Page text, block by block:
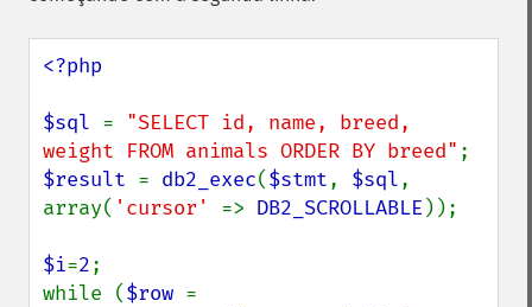
<?php
$sql = "SELECT id, name, breed,
weight FROM animals ORDER BY breed"
$result = db2_exec($stmt, $sql,
array( 'cursor' => DB2_SCROLLABLE ));
$i=2;
while ($row